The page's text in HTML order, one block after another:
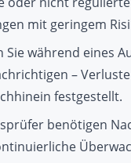
mit geringem
Sie während eines
–
festgestellt.
benötigen